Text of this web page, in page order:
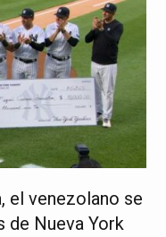
el venezolano se
de Nueva York